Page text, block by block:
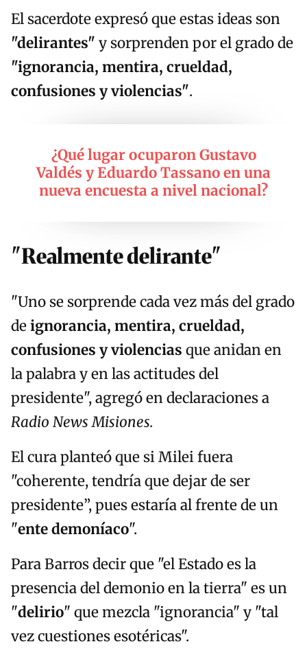
El sacerdote expresó que estas ideas son
"delirantes" y sorprenden por el grado de
"ignorancia, mentira, crueldad,
confusiones y violencias".
¿Qué lugar ocuparon Gustavo
Valdés y Eduardo Tassano en una
nueva encuesta a nivel nacional?
"Realmente delirante"
"Uno se sorprende cada vez más del grado
deignorancia, mentira, crueldad,
confusiones y violencias que anidan en
la palabra y en las actitudes del
presidente", agregó en declaraciones a
Radio News Misiones.
El cura planteó que si Milei fuera
"coherente, tendría que dejar de ser
presidente”, pues estaría al frente de un
"ente demoníaco".
Para Barros decir que "el Estado es la
presencia del demonio en la tierra" es un
"delirio" que mezcla "ignorancia" y "tal
vez cuestiones esotéricas".